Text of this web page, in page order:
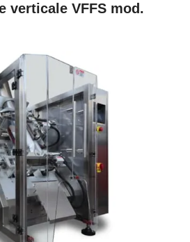
verticale VFFS mod.